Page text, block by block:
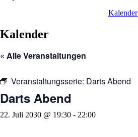
Kalender
Kalender
« Alle Veranstaltungen
Veranstaltungsserie: Darts Abend
Darts Abend
22. Juli 2030 @ 19:30 - 22:00